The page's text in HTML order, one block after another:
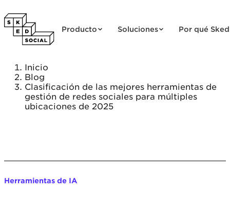
Producto Soluciones Por qué Sked
Inicio
Blog
Clasificación de las mejores herramientas de
gestión de redes sociales para múltiples
ubicaciones de 2025
Herramientas de IA